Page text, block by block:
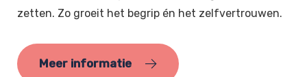
zetten. Zo groeit het begrip én het zelfvertrouwen.
Meer informatie